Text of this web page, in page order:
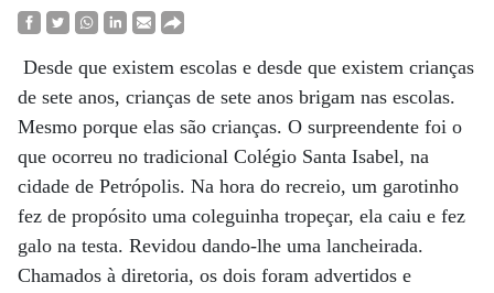
Desde que existem escolas e desde que existem crianças
de sete anos, crianças de sete anos brigam nas escolas.
Mesmo porque elas são crianças. O surpreendente foi o
que ocorreu no tradicional Colégio Santa Isabel, na
cidade de Petrópolis. Na hora do recreio, um garotinho
fez de propósito uma coleguinha tropeçar, ela caiu e fez
galo na testa. Revidou dando-lhe uma lancheirada.
Chamados à diretoria, os dois foram advertidos e